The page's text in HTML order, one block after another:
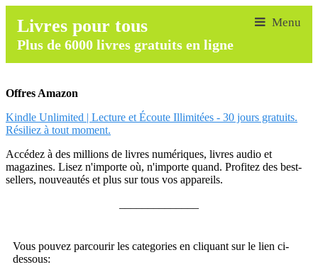
Livres pour tous
Plus de 6000 livres gratuits en ligne
Offres Amazon
Kindle Unlimited | Lecture et Écoute Illimitées - 30 jours gratuits.
Résiliez à tout moment.
Accédez à des millions de livres numériques, livres audio et
magazines. Lisez n'importe où, n'importe quand. Profitez des best-
sellers, nouveautés et plus sur tous vos appareils.
Vous pouvez parcourir les categories en cliquant sur le lien ci-
dessous: